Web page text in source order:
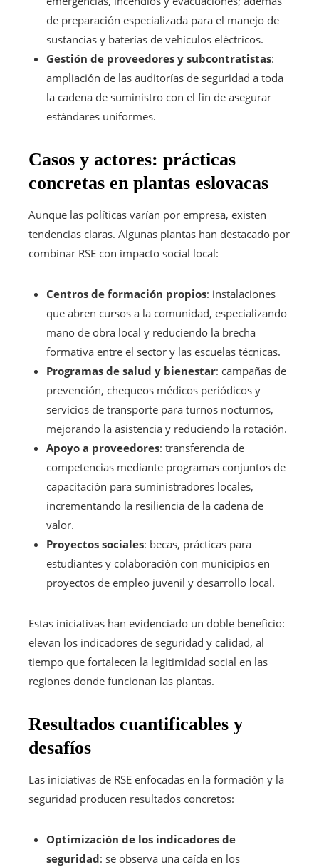
de preparación especializada para el manejo de
sustancias y baterías de vehículos eléctricos.
Gestión de proveedores y subcontratistas:
ampliación de las auditorías de seguridad a toda
la cadena de suministro con el fin de asegurar
estándares uniformes.
Casos y actores: prácticas
concretas en plantas eslovacas
Aunque las políticas varían por empresa, existen
tendencias claras. Algunas plantas han destacado por
combinar RSE con impacto social local:
Centros de formación propios: instalaciones
que abren cursos a la comunidad, especializando
mano de obra local y reduciendo la brecha
formativa entre el sector y las escuelas técnicas.
Programas de salud y bienestar: campañas de
prevención, chequeos médicos periódicos y
servicios de transporte para turnos nocturnos,
mejorando la asistencia y reduciendo la rotación.
Apoyo a proveedores: transferencia de
competencias mediante programas conjuntos de
capacitación para suministradores locales,
incrementando la resiliencia de la cadena de
valor.
Proyectos sociales: becas, prácticas para
estudiantes y colaboración con municipios en
proyectos de empleo juvenil y desarrollo local.
Estas iniciativas han evidenciado un doble beneficio:
elevan los indicadores de seguridad y calidad, al
tiempo que fortalecen la legitimidad social en las
regiones donde funcionan las plantas.
Resultados cuantificables y
desafíos
Las iniciativas de RSE enfocadas en la formación y la
seguridad producen resultados concretos:
Optimización de los indicadores de
seguridad: se observa una caída en los